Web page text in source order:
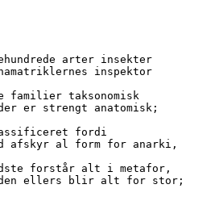
arter insekter
faunamatriklernes inspektor
familier taksonomisk
der er strengt anatomisk;
fordi
afskyr al form for anarki,
forstår alt i metafor,
ellers blir alt for stor;